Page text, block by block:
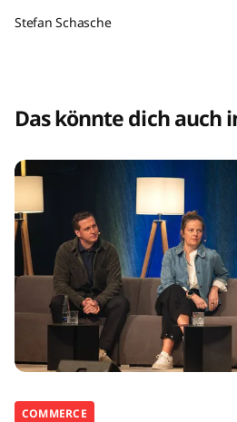
Stefan Schasche
Das könnte dich auch
COMMERCE